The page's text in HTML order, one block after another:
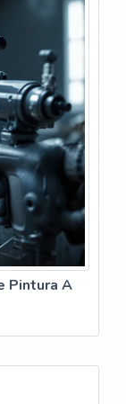
Pintura A